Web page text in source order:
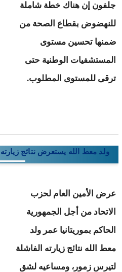
جلفون إن هناك خطة شاملة
للنهضوض بقطاع الصحة من
ضمنها تحسين مستوى
المستشفيات الوطنية حتى
ترقى للمستوى المطلوب.
ولد معط الله يستعرض نتائج
عرض الأمين العام لحزب
الاتحاد من أجل الجمهورية
الحاكم بموريتانيا عمر ولد
معط الله نتائج زيارته الفاشلة
لتيرس زمور، ومساعيه لشق